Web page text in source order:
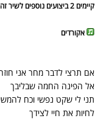
קיימים 2 ביצועים נוספים לשיר זה
אקורדים
אם תרצי לדבר מחר אני חוזר
אל הפינה החמה שבליבך
תני לי שקט נפשי וכח
לחיות את חיי לצידך